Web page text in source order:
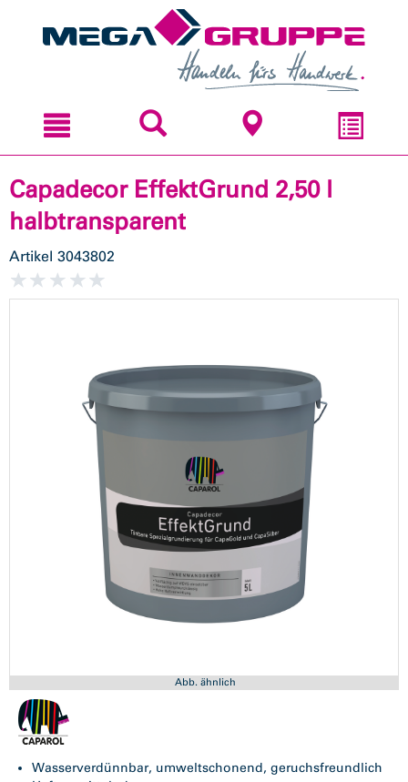
Capadecor EffektGrund 2,50 l
halbtransparent
Artikel 3043802
Abb. ähnlich
Wasserverdünnbar, umweltschonend, geruchsfreundlich